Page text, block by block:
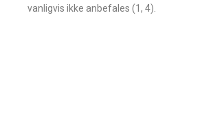
vanligvis ikke anbefales (1, 4).